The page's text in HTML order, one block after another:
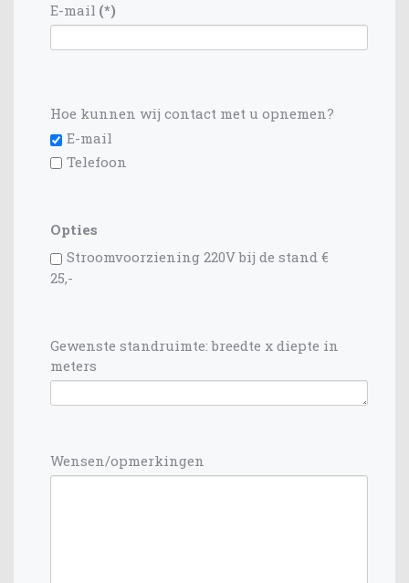
E-mail (*)
Hoe kunnen wij contact met u opnemen?
E-mail
Telefoon
Opties
Stroomvoorziening 220V bij de stand €
25,-
Gewenste standruimte: breedte x diepte in
meters
Wensen/opmerkingen